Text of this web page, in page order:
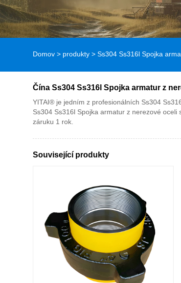
Domov > produkty > Ss304 Ss316l Spojka
Čína Ss304 Ss316l Spojka armatur z
YITAI® je jedním z profesionálních Ss304
Ss304 Ss316l Spojka armatur z nerezové
záruku 1 rok.
Související produkty